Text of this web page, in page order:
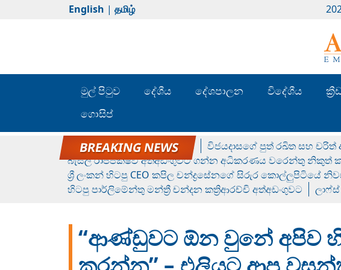
English | தமிழ்
මුල් පිටුව දේශීය දේශපාලන විදේශීය
ගොසිප්
රන් ගෙනා රුමේෂ්ගේ හෙල්ලය විජයදාසගේ පුත් රඛිත සහ චරිත්
බැසිල් රාජපක්ෂව අත්අඩංගුවට ගන්න අධිකරණය වරෙන්තු නිකුත්
ශ්‍රී ලංකන් හිටපු CEO කපිල චන්ද්‍රසේනගේ සිරුර කොල්ලුපිටියේ
හිටපු පාර්ලිමේන්තු මන්ත්‍රී චන්දන කත්‍රිආරච්චි අත්අඩංගුවට
“ආණ්ඩුවට ඕන වුනේ අපිව